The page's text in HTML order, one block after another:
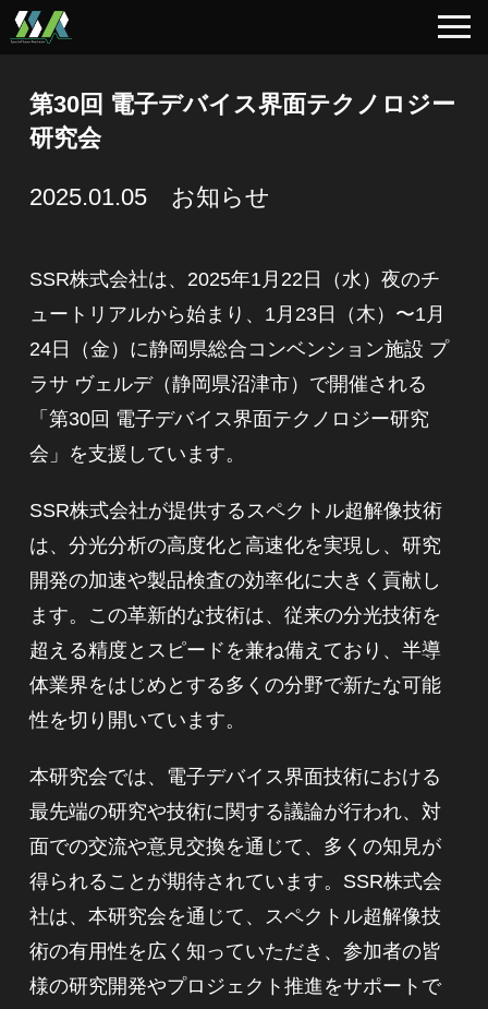
第30回 電子デバイス界面テクノロジー
研究会
2025.01.05 お知らせ
SSR株式会社は、2025年1月22日（水）夜のチ
ュートリアルから始まり、1月23日（木）〜1月
24日（金）に静岡県総合コンベンション施設 プ
ラサ ヴェルデ（静岡県沼津市）で開催される
「第30回 電子デバイス界面テクノロジー研究
会」を支援しています。
SSR株式会社が提供するスペクトル超解像技術
は、分光分析の高度化と高速化を実現し、研究
開発の加速や製品検査の効率化に大きく貢献し
ます。この革新的な技術は、従来の分光技術を
超える精度とスピードを兼ね備えており、半導
体業界をはじめとする多くの分野で新たな可能
性を切り開いています。
本研究会では、電子デバイス界面技術における
最先端の研究や技術に関する議論が行われ、対
面での交流や意見交換を通じて、多くの知見が
得られることが期待されています。SSR株式会
社は、本研究会を通じて、スペクトル超解像技
術の有用性を広く知っていただき、参加者の皆
様の研究開発やプロジェクト推進をサポートで